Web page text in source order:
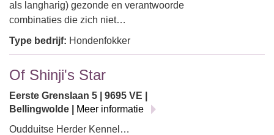
als langharig) gezonde en verantwoorde
combinaties die zich niet…
Type bedrijf: Hondenfokker
Of Shinji's Star
Eerste Grenslaan 5 | 9695 VE |
Bellingwolde |
Meer informatie
Oudduitse Herder Kennel…